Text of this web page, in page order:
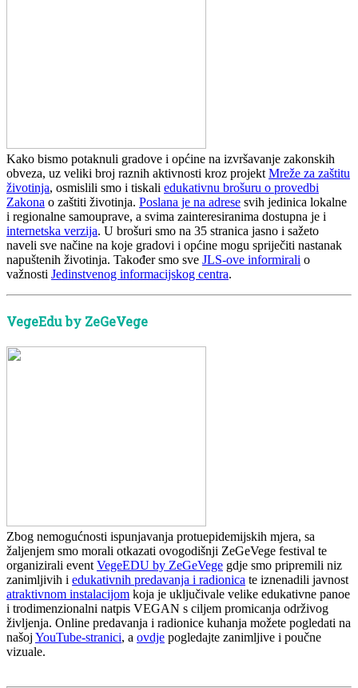
Kako bismo potaknuli gradove i općine na izvršavanje zakonskih
obveza, uz veliki broj raznih aktivnosti kroz projekt Mreže za zaštitu
životinja, osmislili smo i tiskali edukativnu brošuru o provedbi
Zakona o zaštiti životinja. Poslana je na adrese svih jedinica lokalne
i regionalne samouprave, a svima zainteresiranima dostupna je i
internetska verzija. U brošuri smo na 35 stranica jasno i sažeto
naveli sve načine na koje gradovi i općine mogu spriječiti nastanak
napuštenih životinja. Također smo sve JLS-ove informirali o
važnosti Jedinstvenog informacijskog centra.
VegeEdu by ZeGeVege
Zbog nemogućnosti ispunjavanja protuepidemijskih mjera, sa
žaljenjem smo morali otkazati ovogodišnji ZeGeVege festival te
organizirali event VegeEDU by ZeGeVege gdje smo pripremili niz
zanimljivih i edukativnih predavanja i radionica te iznenadili javnost
atraktivnom instalacijom koja je uključivale velike edukativne panoe
i trodimenzionalni natpis VEGAN s ciljem promicanja održivog
življenja. Online predavanja i radionice kuhanja možete pogledati na
našoj YouTube-stranici, a ovdje pogledajte zanimljive i poučne
vizuale.